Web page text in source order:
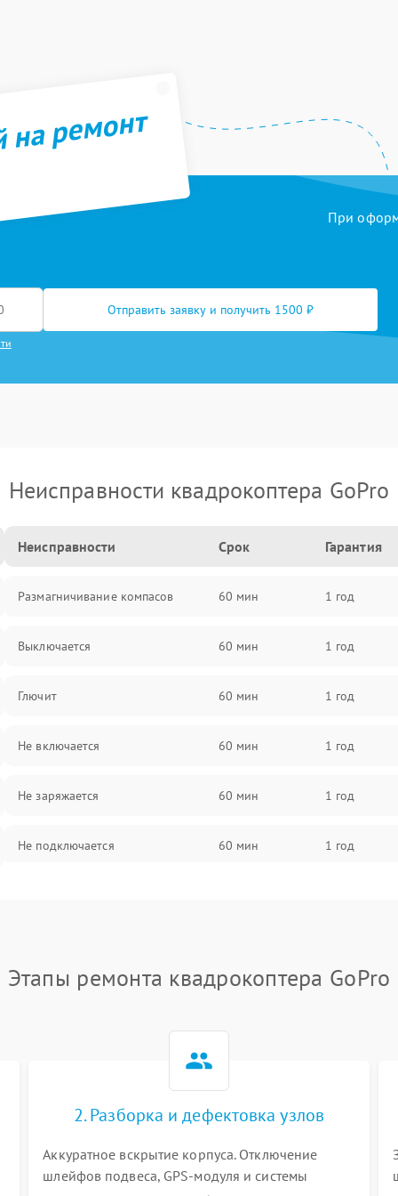
ремонт
При
Отправить заявку и получить 1500 ₽
Неисправности квадрокоптера GoPro
Неисправности Срок Гарантия
Размагничивание компасов 60 мин 1 год
Выключается 60 мин 1 год
Глючит 60 мин 1 год
Не включается 60 мин 1 год
Не заряжается 60 мин 1 год
Не подключается 60 мин 1 год
Этапы ремонта квадрокоптера GoPro
2. Разборка и дефектовка узлов
Аккуратное вскрытие корпуса. Отключение
шлейфов подвеса, GPS-модуля и системы